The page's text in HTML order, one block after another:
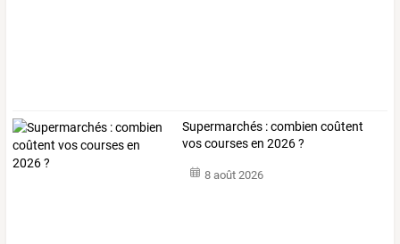
Supermarchés : combien coûtent
vos courses en 2026 ?
8 août 2026